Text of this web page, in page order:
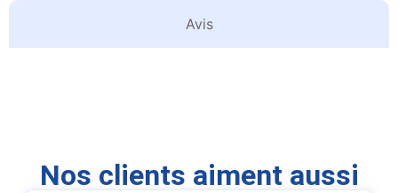
Avis
Nos clients aiment aussi